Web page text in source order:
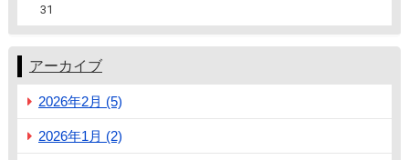
31
アーカイブ
2026年2月 (5)
2026年1月 (2)